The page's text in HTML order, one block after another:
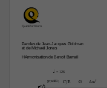
Paroles de Jean-Jacques Goldman
et de Michaël Jones
HArmonisation de Benoït Barrail
q = 126
F(„ˆˆ2) C/E G A‹7